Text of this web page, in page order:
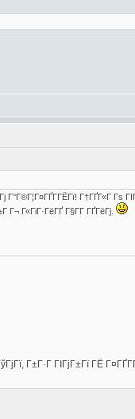
Г†ГҐГ«Г Гѕ
Г¬ Г«ГіГ·ГёГҐ Г§Г­Г ГҐГёГј.
Г±Г·Г ГІГјГ±Гї ГЁ